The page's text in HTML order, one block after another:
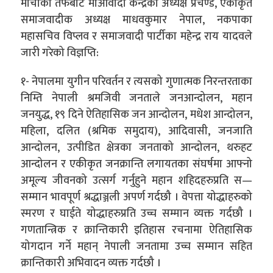
मोर्चाका तर्फबाट माओवादी केन्द्रका अध्यक्ष प्रचण्ड, एकीकृत
समाजवादीक अध्यक्ष माधवकुमार नेपाल, नकपाका
महासचिव विप्लव र समाजवादी पार्टीका महेन्द्र राय यादवले
जारी गरेको विज्ञप्ति:
१- नेपालमा युगीन परिवर्तन र त्यसको गुणात्मक निरन्तरताका
निम्ति नेपाली श्रमजिवी जनताले जनआन्दोलन, महान
जनयुद्ध, १९ दिने ऐतिहासिक जन आन्दोलन, मधेश आन्दोलन,
महिला, दलित (श्रमिक समुदाय), आदिवासी, जनजाति
आन्दोलन, उत्पीडित क्षेत्रका जनताको आन्दोलन, थरुहट
आन्दोलन र एकीकृत जनक्रान्ति लगायतका संघर्षमा आफ्नो
अमूल्य जीवनको उत्सर्ग गर्नुहुने महान शहिदहरुप्रति स—
सम्मान भावपूर्ण श्रद्धाञ्जली अपर्ण गर्दछौ । वेपत्ता योद्धाहरुको
स्मरण र घाईते योद्धाहरुप्रति उच्च सम्मान व्यक्त गर्दछौ ।
गणतान्त्रिक र क्रान्तिकारी इतिहास रचनामा ऐतिहासिक
योगदान गर्ने महान् नेपाली जनतामा उच्च सम्मान सहित
क्रान्तिकारी अभिवादन व्यक्त गर्दछौ ।